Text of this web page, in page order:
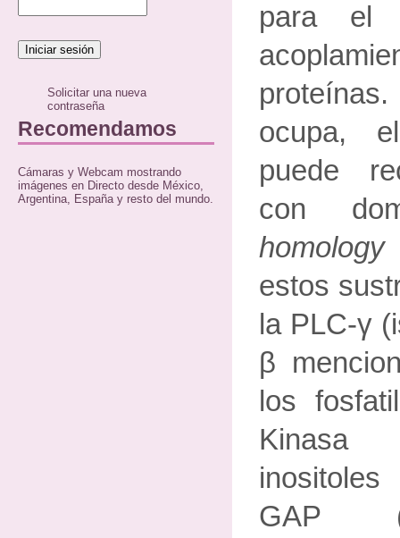
Solicitar una nueva
contraseña
Recomendamos
Cámaras y Webcam mostrando
imágenes en Directo desde México,
Argentina, España y resto del mundo.
para el
proteínas.
ocupa,
puede
con
estos
la PLC-γ
β
los
GAP